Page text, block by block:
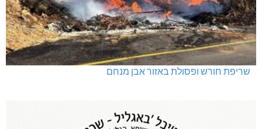
שריפת חורש ופסולת באזור אבן מנחם